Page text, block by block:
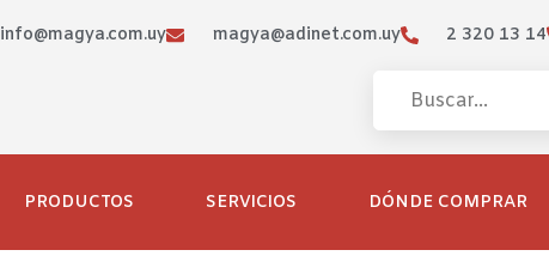
info@magya.com.uy magya@adinet.com.uy 2 320 13 14
PRODUCTOS SERVICIOS DÓNDE COMPRAR